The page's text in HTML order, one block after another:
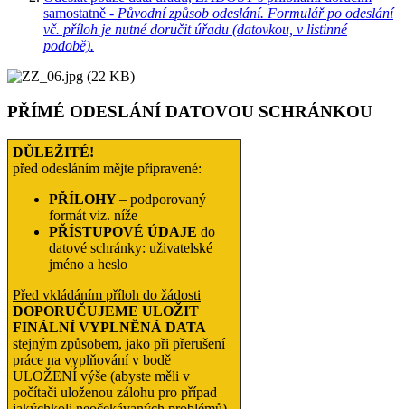
samostatně - Původní způsob odeslání. Formulář po odeslání
vč. příloh je nutné doručit úřadu (datovkou, v listinné
podobě).
PŘÍMÉ ODESLÁNÍ DATOVOU SCHRÁNKOU
DŮLEŽITÉ!
před odesláním mějte připravené:
PŘÍLOHY– podporovaný
formát viz. níže
PŘÍSTUPOVÉ ÚDAJE do
datové schránky: uživatelské
jméno a heslo
Před vkládáním příloh do žádosti
DOPORUČUJEME ULOŽIT
FINÁLNÍ VYPLNĚNÁ DATA
stejným způsobem, jako při přerušení
práce na vyplňování v bodě
ULOŽENÍ výše (abyste měli v
počítači uloženou zálohu pro případ